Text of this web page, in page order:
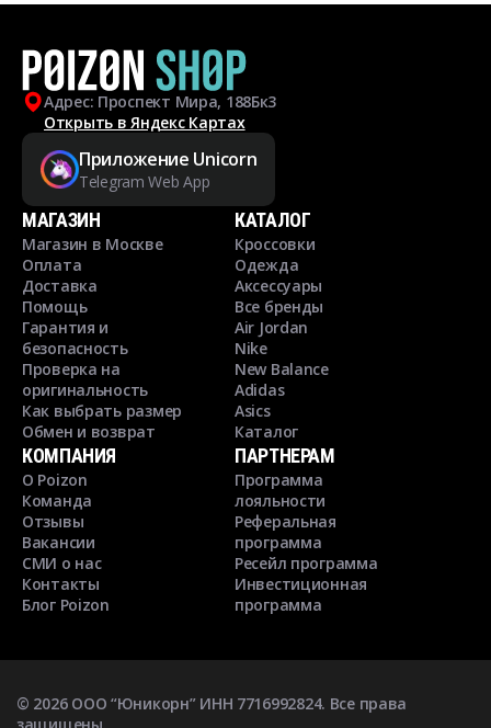
Адрес: Проспект Мира, 188Бк3
Открыть в Яндекс Картах
Приложение Unicorn
Telegram Web App
МАГАЗИН
Магазин в Москве
Оплата
Доставка
Помощь
Гарантия и
безопасность
Проверка на
оригинальность
Как выбрать размер
Обмен и возврат
КАТАЛОГ
Кроссовки
Одежда
Аксессуары
Все бренды
Air Jordan
Nike
New Balance
Adidas
Asics
Каталог
КОМПАНИЯ
О Poizon
Команда
Отзывы
Вакансии
СМИ о нас
Контакты
Блог Poizon
ПАРТНЕРАМ
Программа
лояльности
Реферальная
программа
Ресейл программа
Инвестиционная
программа
© 2026ООО “Юникорн” ИНН 7716992824. Все права